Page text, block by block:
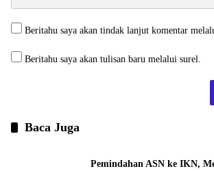
Beritahu saya akan tindak lanjut komentar
Beritahu saya akan tulisan baru melalui surel.
Baca Juga
Pemindahan ASN ke IKN,